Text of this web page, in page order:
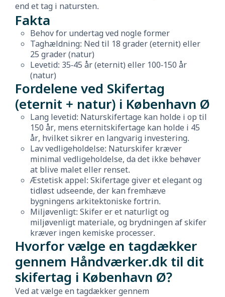
end et tag i natursten.
Fakta
Behov for undertag ved nogle former
Taghældning: Ned til 18 grader (eternit) eller
25 grader (natur)
Levetid: 35-45 år (eternit) eller 100-150 år
(natur)
Fordelene ved Skifertag
(eternit + natur) i København Ø
Lang levetid: Naturskifertage kan holde i op til
150 år, mens eternitskifertage kan holde i 45
år, hvilket sikrer en langvarig investering.
Lav vedligeholdelse: Naturskifer kræver
minimal vedligeholdelse, da det ikke behøver
at blive malet eller renset.
Æstetisk appel: Skifertage giver et elegant og
tidløst udseende, der kan fremhæve
bygningens arkitektoniske fortrin.
Miljøvenligt: Skifer er et naturligt og
miljøvenligt materiale, og brydningen af skifer
kræver ingen kemiske processer.
Hvorfor vælge en tagdækker
gennem Håndværker.dk til dit
skifertag i København Ø?
Ved at vælge en tagdækker gennem